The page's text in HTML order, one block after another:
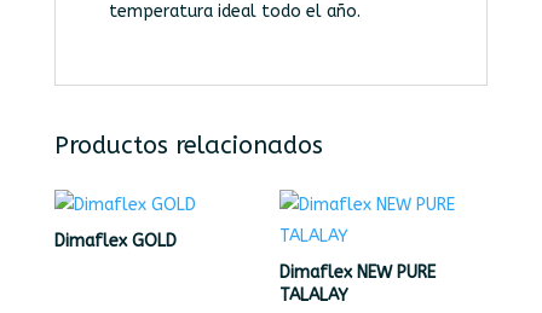
temperatura ideal todo el año.
Productos relacionados
Dimaflex GOLD
Dimaflex NEW PURE
TALALAY